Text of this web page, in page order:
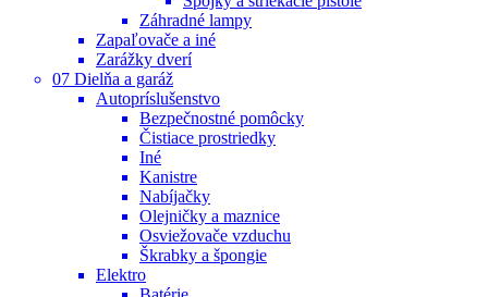
Záhradné lampy
Zapaľovače a iné
Zarážky dverí
07 Dielňa a garáž
Autopríslušenstvo
Bezpečnostné pomôcky
Čistiace prostriedky
Iné
Kanistre
Nabíjačky
Olejničky a maznice
Osviežovače vzduchu
Škrabky a špongie
Elektro